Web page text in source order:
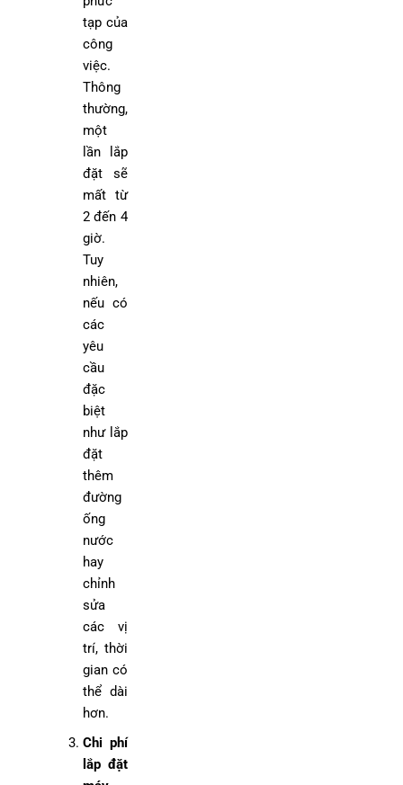
tạp của
công
việc.
Thông
thường,
một
lần lắp
đặt sẽ
mất từ
2 đến 4
giờ.
Tuy
nhiên,
nếu có
các
yêu
cầu
đặc
biệt
như lắp
đặt
thêm
đường
ống
nước
hay
chỉnh
sửa
các vị
trí, thời
gian có
thể dài
hơn.
Chi phí
lắp đặt